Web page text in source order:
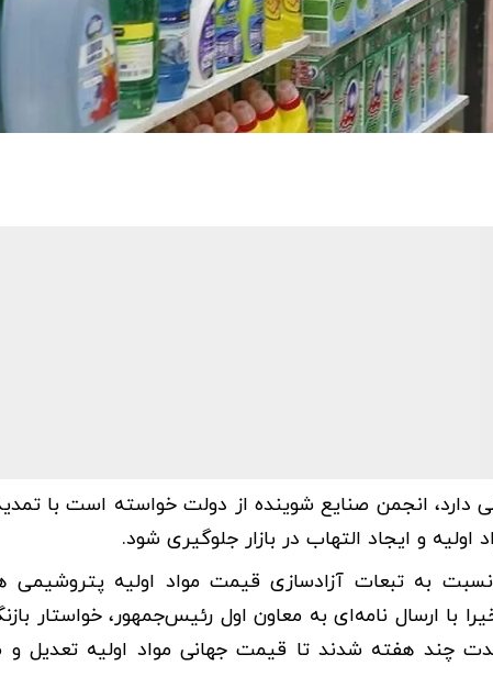
دارد، انجمن صنایع شوینده از دولت خواسته است با
و ایجاد التهاب در بازار جلوگیری شود.
به تبعات آزادسازی قیمت مواد اولیه پتروشیمی
با ارسال نامه‌ای به معاون اول رئیس‌جمهور، خواستار
چند هفته شدند تا قیمت جهانی مواد اولیه تعدیل و